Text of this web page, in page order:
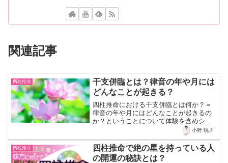
関連記事
四柱推命
干支併臨とは？律音の年や月には
どんなことが起きる？
四柱推命における干支併臨とは何か？＝
律音の年や月にはどんなことが起きるの
か？ということについて体験を含めシェ
小野 晄子
四柱推命
四柱推命で絶の星を持っている人
の開運の秘訣とは？